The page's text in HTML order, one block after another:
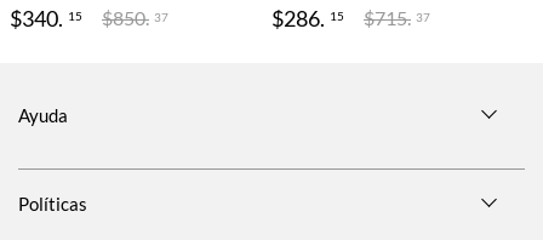
$340. 15 $850. 37 $286. 15 $715. 37
Ayuda
Políticas